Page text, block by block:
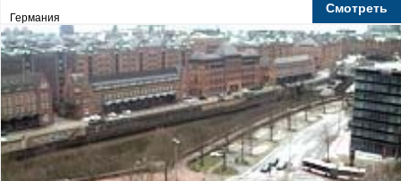
Германия
Смотреть